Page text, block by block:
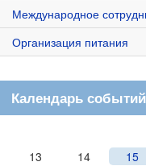
Международное
Организация питания
Календарь событий
13
14 15